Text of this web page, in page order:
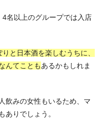
4名以上のグループでは入店
りと日本酒を楽しむうちに、
んてこともあるかもしれま
飲みの女性もいるため、マ
ありでしょう。